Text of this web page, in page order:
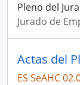
Pleno del
Jurado de
ES SeAHC